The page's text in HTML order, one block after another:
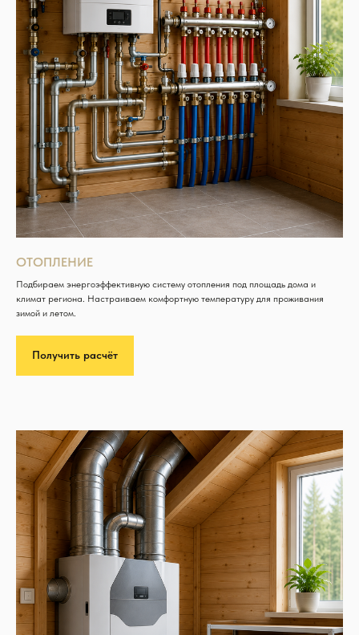
ОТОПЛЕНИЕ
Подбираем энергоэффективную систему отопления под площадь дома и
климат региона. Настраиваем комфортную температуру для проживания
зимой и летом.
Получить расчёт